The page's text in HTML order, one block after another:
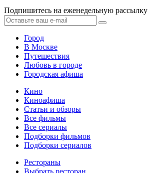
Подпишитесь на еженедельную рассылку
Город
В Москве
Путешествия
Любовь в городе
Городская афиша
Кино
Киноафиша
Статьи и обзоры
Все фильмы
Все сериалы
Подборки фильмов
Подборки сериалов
Рестораны
Выбрать ресторан